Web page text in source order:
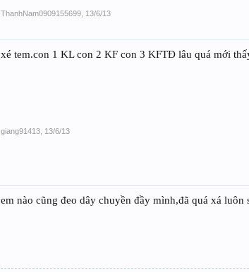
ThanhNam0909155699 13/6/13
xé tem.con 1 KL con 2 KF con 3 KFTĐ lâu quá mới
giang91413 13/6/13
em nào cũng đeo dây chuyền đầy mình,đã quá xá